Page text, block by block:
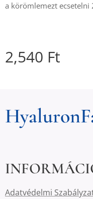
a körömlemezt ecsetelni
2,540 Ft
Adatvédelmi